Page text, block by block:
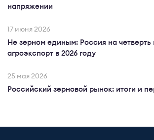
напряжении
17 июня 2026
Не зерном единым: Россия на четверть
агроэкспорт в 2026 году
25 мая 2026
Российский зерновой рынок: итоги и